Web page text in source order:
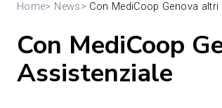
Home> News> Con MediCoop Genova
Con MediCoop
Assistenziale